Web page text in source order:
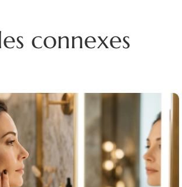
connexes